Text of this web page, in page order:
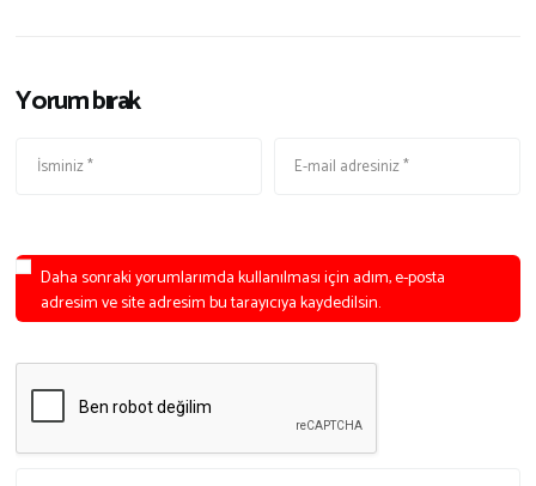
Yorum bırak
Daha sonraki yorumlarımda kullanılması için adım, e-posta
adresim ve site adresim bu tarayıcıya kaydedilsin.